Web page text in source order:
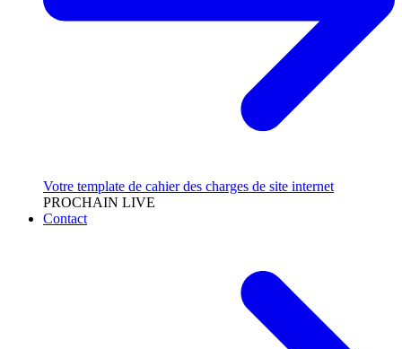
Votre template de cahier des charges de site internet
PROCHAIN LIVE
Contact